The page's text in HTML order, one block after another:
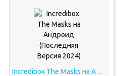
Incredibox The Masks на Андроид (Последняя Версия 2024)